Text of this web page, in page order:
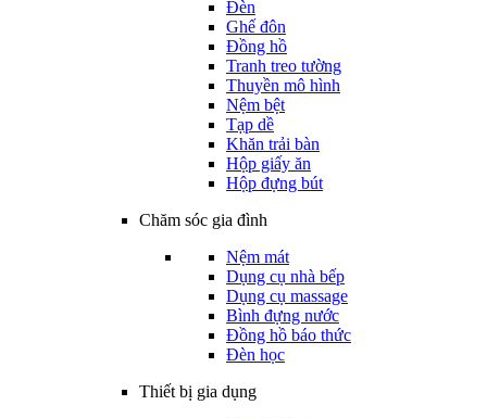
Đèn
Ghế đôn
Đồng hồ
Tranh treo tường
Thuyền mô hình
Nệm bệt
Tạp dề
Khăn trải bàn
Hộp giấy ăn
Hộp đựng bút
Chăm sóc gia đình
Nệm mát
Dụng cụ nhà bếp
Dụng cụ massage
Bình đựng nước
Đồng hồ báo thức
Đèn học
Thiết bị gia dụng